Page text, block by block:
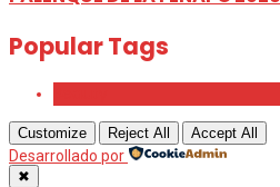
Popular Tags
Customize Reject All Accept All
Desarrollado por
✖